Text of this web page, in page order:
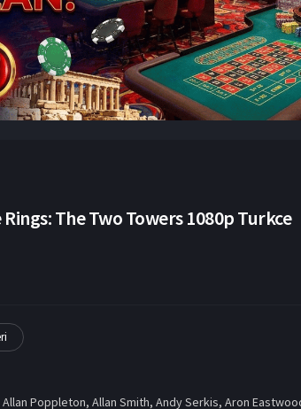
The Two Towers 1080p Turkce
Allan Poppleton,Allan Smith,Andy Serkis,Aron